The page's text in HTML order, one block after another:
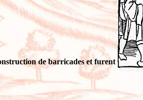
de barricades et furent